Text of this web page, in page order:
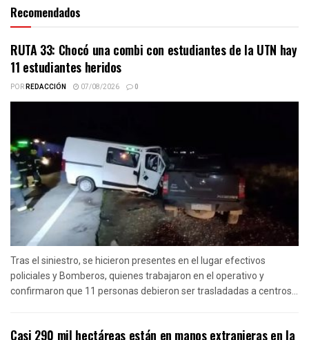
Recomendados
RUTA 33: Chocó una combi con estudiantes de la UTN hay
11 estudiantes heridos
PORREDACCIÓN 07/08/2026 0
Tras el siniestro, se hicieron presentes en el lugar efectivos
policiales y Bomberos, quienes trabajaron en el operativo y
confirmaron que 11 personas debieron ser trasladadas a centros...
Casi 290 mil hectáreas están en manos extranjeras en la